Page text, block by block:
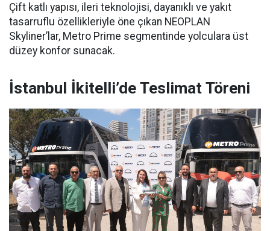
Çift katlı yapısı, ileri teknolojisi, dayanıklı ve yakıt
tasarruflu özellikleriyle öne çıkan NEOPLAN
Skyliner’lar, Metro Prime segmentinde yolculara üst
düzey konfor sunacak.
İstanbul İkitelli’de Teslimat Töreni